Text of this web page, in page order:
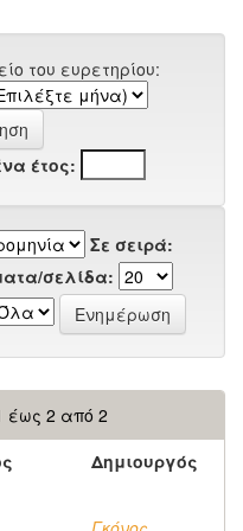
του ευρετηρίου:
έτος:
Σε σειρά:
σελίδα:
έως 2 από 2
Δημιουργός